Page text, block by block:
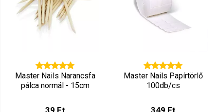
Master Nails Narancsfa
pálca normál - 15cm
39 Ft
Master Nails Papírtörlő
100db/cs
349 Ft